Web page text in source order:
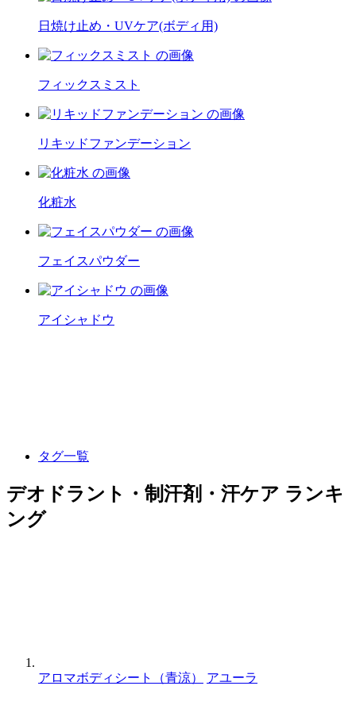
日焼け止め・UVケア(ボディ用)
フィックスミスト
リキッドファンデーション
化粧水
フェイスパウダー
アイシャドウ
タグ一覧
デオドラント・制汗剤・汗ケア ランキ
ング
アロマボディシート（青涼） アユーラ